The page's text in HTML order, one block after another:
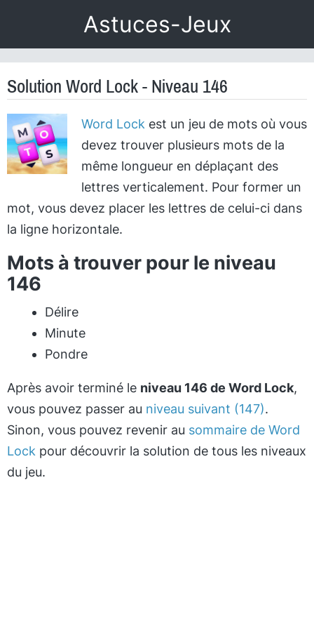
Astuces-Jeux
Solution Word Lock - Niveau 146
Word Lock est un jeu de mots où vous
devez trouver plusieurs mots de la
même longueur en déplaçant des
lettres verticalement. Pour former un
mot, vous devez placer les lettres de celui-ci dans
la ligne horizontale.
Mots à trouver pour le niveau
146
Délire
Minute
Pondre
Après avoir terminé le niveau 146 de Word Lock,
vous pouvez passer au niveau suivant (147).
Sinon, vous pouvez revenir au sommaire de Word
Lock pour découvrir la solution de tous les niveaux
du jeu.